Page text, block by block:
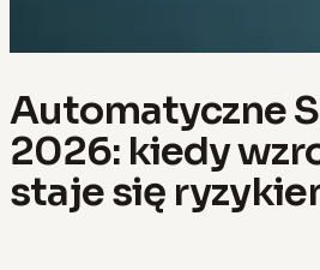
Automatyczne
2026: kiedy
staje się